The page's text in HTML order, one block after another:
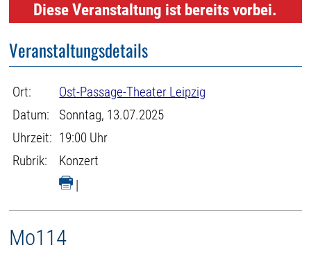
Diese Veranstaltung ist bereits vorbei.
Veranstaltungsdetails
Ort:
Ost-Passage-Theater Leipzig
Datum:
Sonntag, 13.07.2025
Uhrzeit: 19:00 Uhr
Rubrik:
Konzert
|
Mo114